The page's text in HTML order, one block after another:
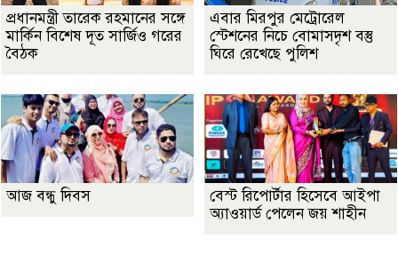
প্রধানমন্ত্রী তারেক রহমানের সঙ্গে
মার্কিন বিশেষ দূত সার্জিও গরের
বৈঠক
এবার মিরপুর মেট্রোরেল
স্টেশনের নিচে বোমাসদৃশ বস্তু
ঘিরে রেখেছে পুলিশ
আজ বন্ধু দিবস
বেস্ট রিপোর্টার হিসেবে আইপা
অ্যাওয়ার্ড পেলেন জয় শাহীন